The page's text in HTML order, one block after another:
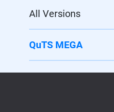
All Versions
QuTS MEGA